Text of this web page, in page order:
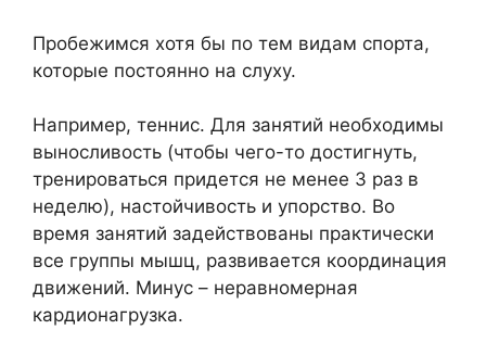
Пробежимся хотя бы по тем видам спорта,
которые постоянно на слуху.
Например, теннис. Для занятий необходимы
выносливость (чтобы чего-то достигнуть,
тренироваться придется не менее 3 раз в
неделю), настойчивость и упорство. Во
время занятий задействованы практически
все группы мышц, развивается координация
движений. Минус – неравномерная
кардионагрузка.